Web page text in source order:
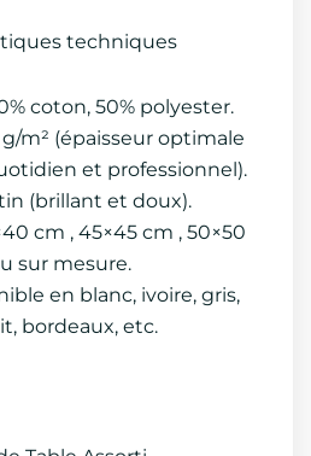
techniques
coton, 50% polyester.
m² (épaisseur optimale
et professionnel).
(brillant et doux).
cm , 45×45 cm , 50×50
sur mesure.
en blanc, ivoire, gris,
bordeaux, etc.